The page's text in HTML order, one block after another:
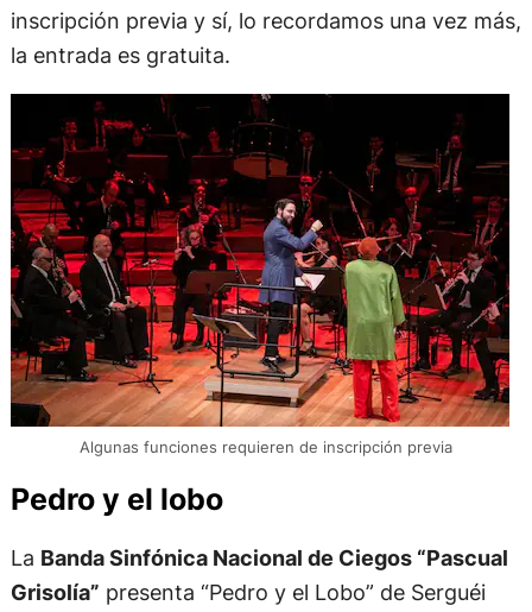
inscripción previa y sí, lo recordamos una vez más,
la entrada es gratuita.
Algunas funciones requieren de inscripción previa
Pedro y el lobo
La Banda Sinfónica Nacional de Ciegos “Pascual
Grisolía” presenta “Pedro y el Lobo” de Serguéi